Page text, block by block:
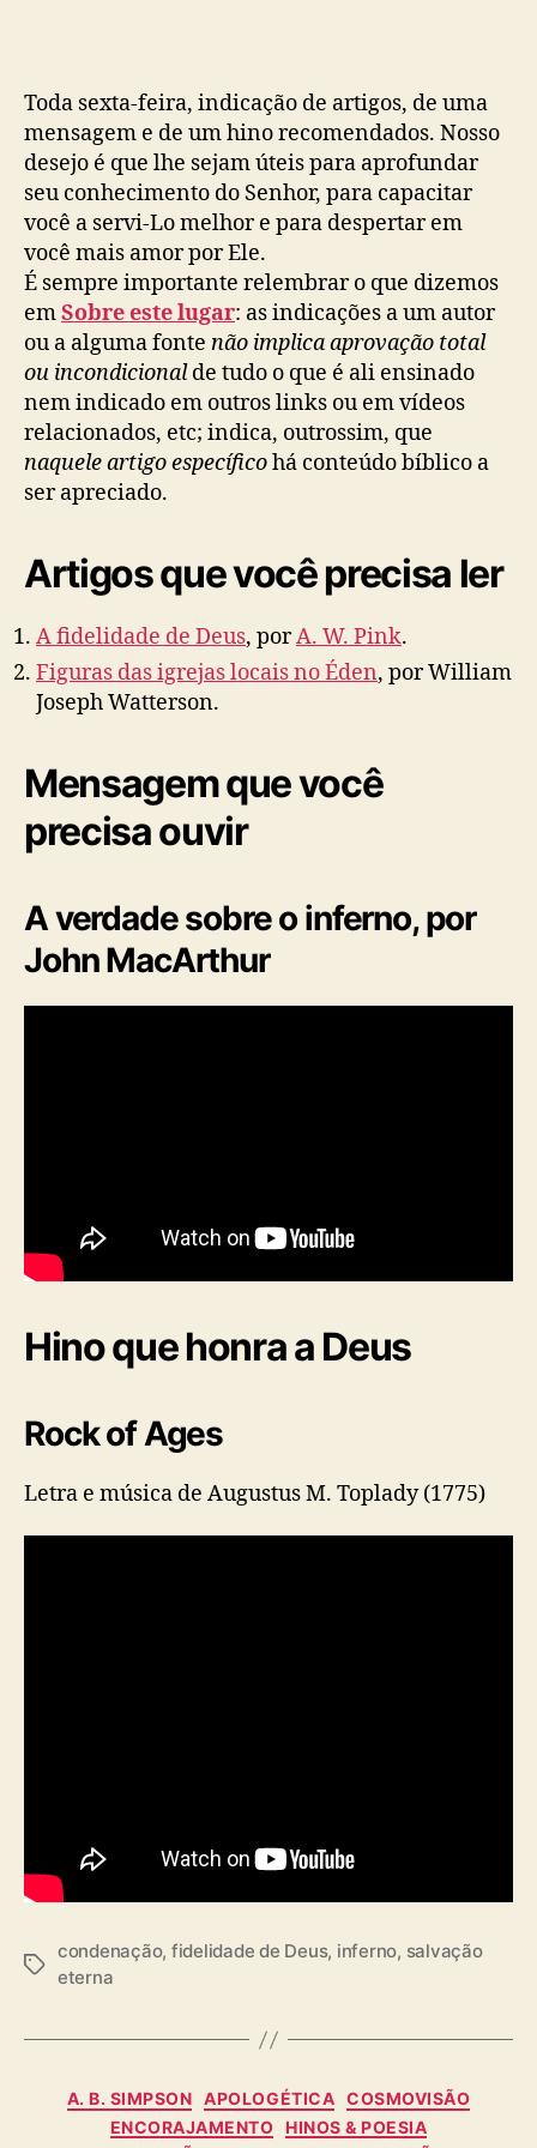
(
2
)
Toda sexta-feira, indicação de artigos, de uma
mensagem e de um hino recomendados. Nosso
desejo é que lhe sejam úteis para aprofundar
seu conhecimento do Senhor, para capacitar
você a servi-Lo melhor e para despertar em
você mais amor por Ele.
É sempre importante relembrar o que dizemos
emSobre este lugar: as indicações a um autor
ou a alguma fonte não implica aprovação total
ou incondicionalde tudo o que é ali ensinado
nem indicado em outros links ou em vídeos
relacionados, etc; indica, outrossim, que
naquele artigo específicohá conteúdo bíblico a
ser apreciado.
Artigos que você precisa ler
A fidelidade de Deus, porA. W. Pink.
Figuras das igrejas locais no Éden, por William
Joseph Watterson.
Mensagem que você
precisa ouvir
A verdade sobre o inferno, por
John MacArthur
Hino que honra a Deus
Rock of Ages
Letra e música de Augustus M. Toplady (1775)
T
s
condenação, fidelidade de Deus, inferno, salvação
eterna
C
a
A. B. SIMPSON APOLOGÉTICA COSMOVISÃO
ENCORAJAMENTO
HINOS & POESIA